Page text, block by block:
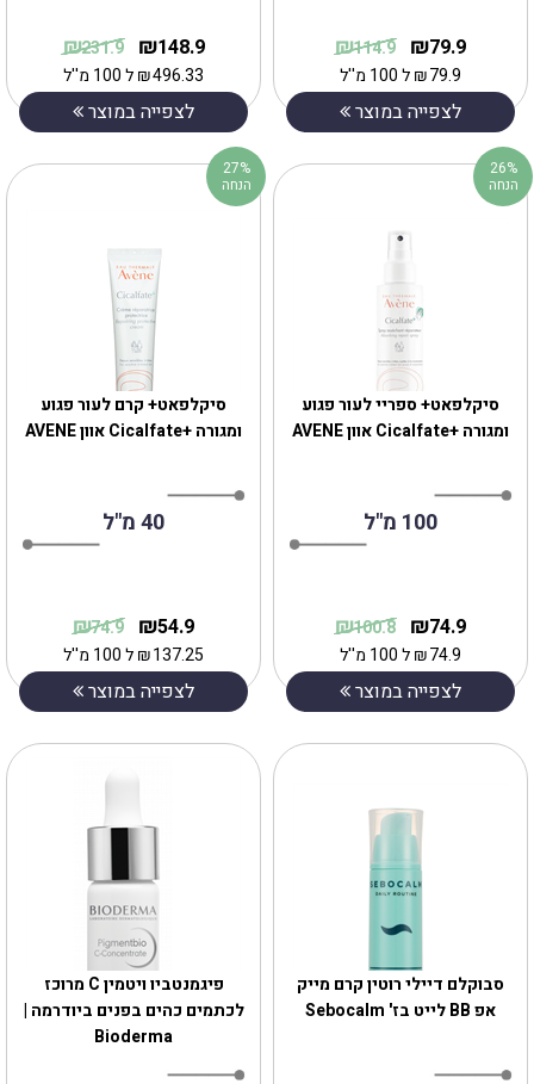
148.9
₪
231.9
₪
496.33
₪ל 100 מ''ל
לצפייה במוצר
79.9
₪
114.9
₪
79.9
₪ל 100 מ''ל
לצפייה במוצר
סיקלפאט+ קרם לעור פגוע
ומגורה +Cicalfate אוון AVENE
40 מ"ל
54.9
₪
74.9
₪
137.25
₪ל 100 מ''ל
לצפייה במוצר
27%
הנחה
סיקלפאט+ ספריי לעור פגוע
ומגורה +Cicalfate אוון AVENE
100 מ"ל
74.9
₪
100.8
₪
74.9
₪ל 100 מ''ל
לצפייה במוצר
26%
הנחה
‎פיגמנטביו‎ ‎ויטמין C מרוכז
לכתמים כהים בפנים ביודרמה |
Bioderma
סבוקלם דיילי רוטין קרם מייק
אפ BB לייט בז' Sebocalm